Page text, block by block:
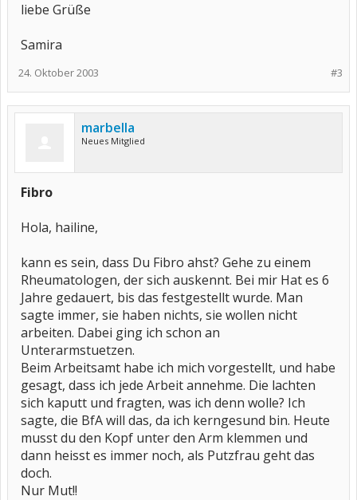
liebe Grüße
Samira
#3
24. Oktober 2003
marbella
Neues Mitglied
Fibro
Hola, hailine,
kann es sein, dass Du Fibro ahst? Gehe zu einem
Rheumatologen, der sich auskennt. Bei mir Hat es 6
Jahre gedauert, bis das festgestellt wurde. Man
sagte immer, sie haben nichts, sie wollen nicht
arbeiten. Dabei ging ich schon an
Unterarmstuetzen.
Beim Arbeitsamt habe ich mich vorgestellt, und habe
gesagt, dass ich jede Arbeit annehme. Die lachten
sich kaputt und fragten, was ich denn wolle? Ich
sagte, die BfA will das, da ich kerngesund bin. Heute
musst du den Kopf unter den Arm klemmen und
dann heisst es immer noch, als Putzfrau geht das
doch.
Nur Mut!!